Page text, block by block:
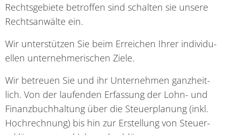
Rechts­ge­bie­te betrof­fen sind schal­ten sie unse­re
Rechts­an­wäl­te ein.
Wir unter­stüt­zen Sie beim Errei­chen Ihrer indi­vi­du­
el­len unter­neh­me­ri­schen Zie­le.
Wir betreu­en Sie und ihr Unter­neh­men ganz­heit­
lich. Von der lau­fen­den Erfas­sung der Lohn- und
Finanz­buch­hal­tung über die Steu­er­pla­nung (inkl.
Hoch­rech­nung) bis hin zur Erstel­lung von Steu­er­